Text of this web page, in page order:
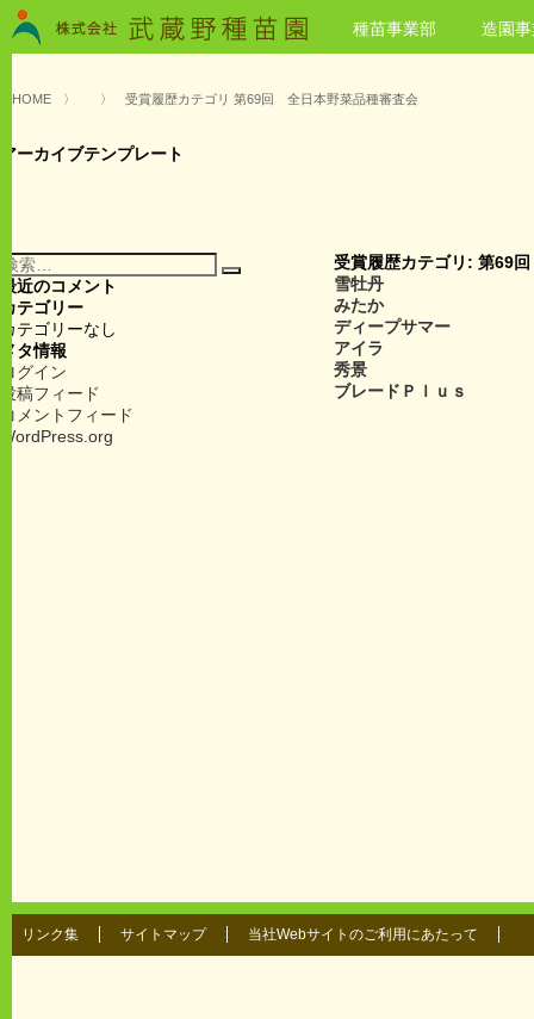
種苗事業部 造園
HOME 〉 〉 受賞履歴カテゴリ 第69回 全日本野菜品種審査会
アーカイブテンプレート
受賞履歴カテゴリ: 第69
雪牡丹
みたか
ディープサマー
アイラ
秀景
ブレードＰｌｕｓ
検
索:
検
最近のコメント
カテゴリー
カテゴリーなし
メタ情報
ログイン
投稿フィード
コメントフィード
WordPress.org
リンク集 サイトマップ 当社Webサイトのご利用にあたって